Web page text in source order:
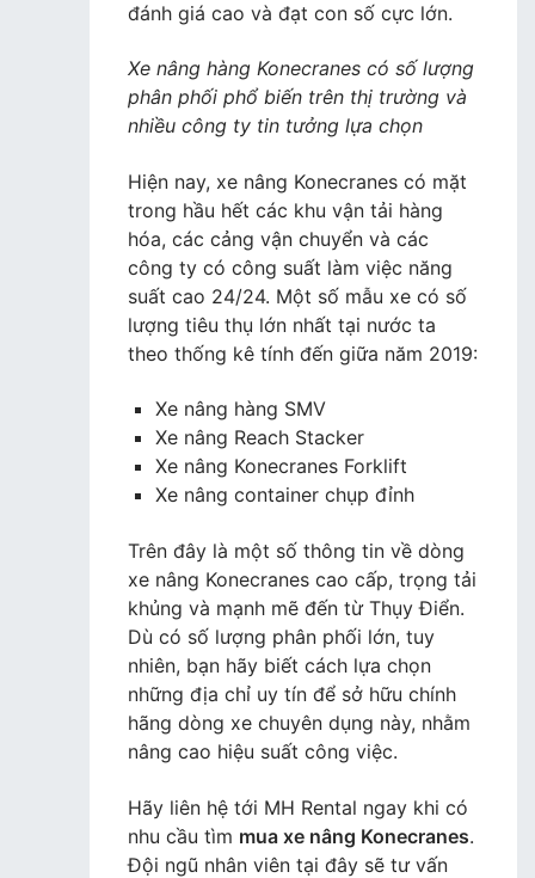
đánh giá cao và đạt con số cực lớn.
Xe nâng hàng Konecranes có số lượng
phân phối phổ biến trên thị trường và
nhiều công ty tin tưởng lựa chọn
Hiện nay, xe nâng Konecranes có mặt
trong hầu hết các khu vận tải hàng
hóa, các cảng vận chuyển và các
công ty có công suất làm việc năng
suất cao 24/24. Một số mẫu xe có số
lượng tiêu thụ lớn nhất tại nước ta
theo thống kê tính đến giữa năm 2019:
Xe nâng hàng SMV
Xe nâng Reach Stacker
Xe nâng Konecranes Forklift
Xe nâng container chụp đỉnh
Trên đây là một số thông tin về dòng
xe nâng Konecranes cao cấp, trọng tải
khủng và mạnh mẽ đến từ Thụy Điển.
Dù có số lượng phân phối lớn, tuy
nhiên, bạn hãy biết cách lựa chọn
những địa chỉ uy tín để sở hữu chính
hãng dòng xe chuyên dụng này, nhằm
nâng cao hiệu suất công việc.
Hãy liên hệ tới MH Rental ngay khi có
nhu cầu tìm mua xe nâng Konecranes.
Đội ngũ nhân viên tại đây sẽ tư vấn